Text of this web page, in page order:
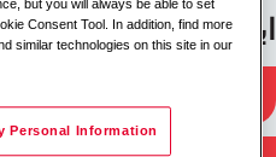
ابحث بالقرب مني
but you will always be able to set
Consent Tool. In addition, find more
similar technologies on this site in our
Personal Information